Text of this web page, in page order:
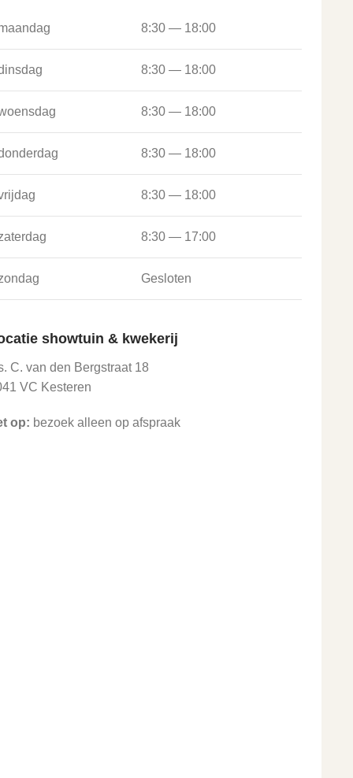
8:30 — 18:00
8:30 — 18:00
8:30 — 18:00
8:30 — 18:00
8:30 — 18:00
8:30 — 17:00
Gesloten
showtuin & kwekerij
C. van den Bergstraat 18
VC Kesteren
op: bezoek alleen op afspraak